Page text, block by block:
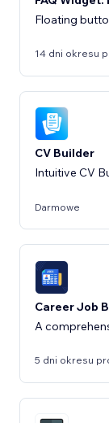
Floating
14 dni okresu
CV Builder
Intuitive CV
Darmowe
Career Job
A
5 dni okresu